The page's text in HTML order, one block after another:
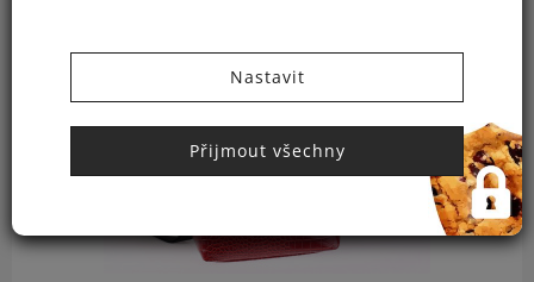
Nastavit
Přijmout všechny